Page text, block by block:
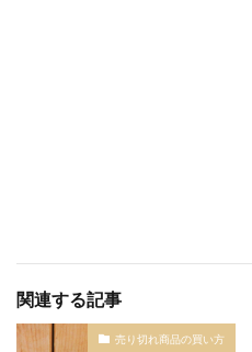
関連する記事
売り切れ商品の買い方